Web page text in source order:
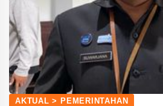
AKTUAL > PEMERINTAHAN